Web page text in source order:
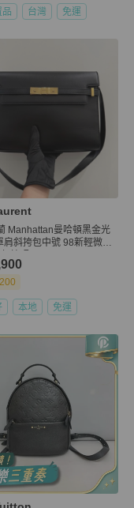
品 台灣 免運
Manhattan曼哈頓黑金光
肩斜挎包中號 98新輕微使
本地 免運